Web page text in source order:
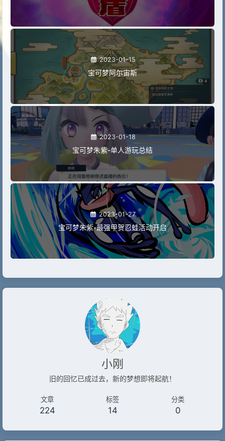
2023-01-15
宝可梦阿尔宙斯
2023-01-18
宝可梦朱紫-单人游玩总结
2023-01-27
宝可梦朱紫-最强甲贺忍蛙活动开启
小刚
旧的回忆已成过去，新的梦想即将起航！
文章
224
标签
14
分类
0